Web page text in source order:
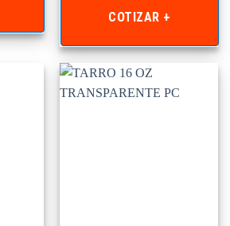
COTIZAR +